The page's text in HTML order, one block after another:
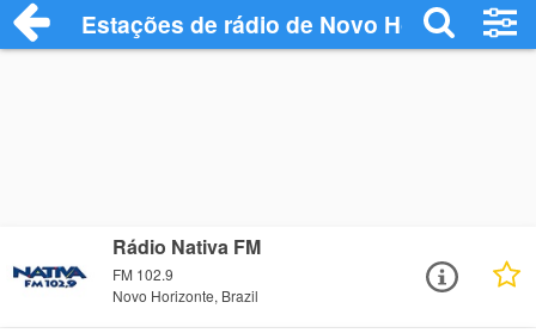
Estações de rádio de Novo Horizonte -
Rádio Nativa FM
FM 102.9
Novo Horizonte, Brazil